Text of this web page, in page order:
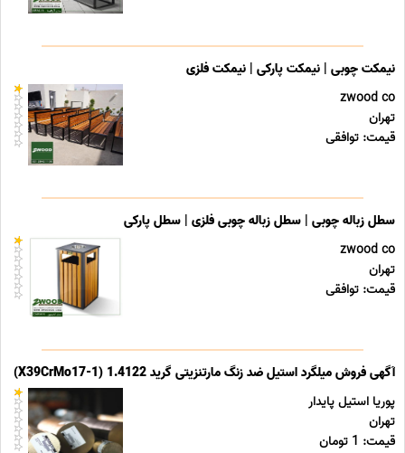
نیمکت چوبی | نیمکت پارکی | نیمکت فلزی
zwood co
تهران
قیمت: توافقی
سطل زباله چوبی | سطل زباله چوبی فلزی | سطل پارکی
zwood co
تهران
قیمت: توافقی
آگهی فروش میلگرد استیل ضد زنگ مارتنزیتی گرید 1.4122 (X39CrMo17-1)
پوریا استیل پایدار
تهران
قیمت: 1 تومان